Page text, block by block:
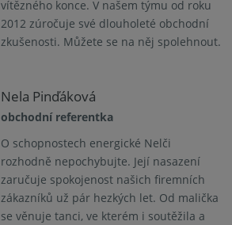
vítězného konce. V našem týmu od roku
2012 zúročuje své dlouholeté obchodní
zkušenosti. Můžete se na něj spolehnout.
Nela Pinďáková
obchodní referentka
O schopnostech energické Nelči
rozhodně nepochybujte. Její nasazení
zaručuje spokojenost našich firemních
zákazníků už pár hezkých let. Od malička
se věnuje tanci, ve kterém i soutěžila a